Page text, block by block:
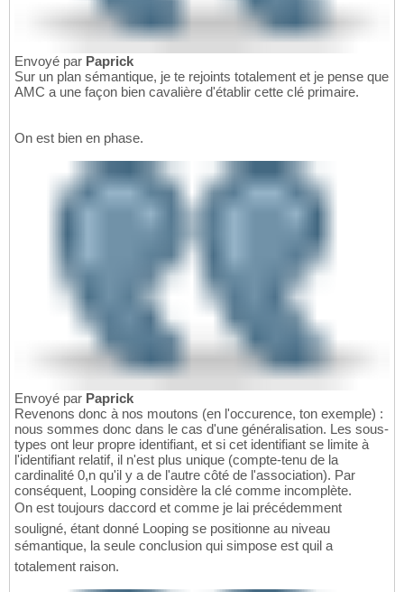
Envoyé par Paprick
Sur un plan sémantique, je te rejoints totalement et je pense que
AMC a une façon bien cavalière d'établir cette clé primaire.
On est bien en phase.
Envoyé par Paprick
Revenons donc à nos moutons (en l'occurence, ton exemple) :
nous sommes donc dans le cas d'une généralisation. Les sous-
types ont leur propre identifiant, et si cet identifiant se limite à
l'identifiant relatif, il n'est plus unique (compte-tenu de la
cardinalité 0,n qu'il y a de l'autre côté de l'association). Par
conséquent, Looping considère la clé comme incomplète.
On est toujours daccord et comme je lai précédemment
souligné, étant donné Looping se positionne au niveau
sémantique, la seule conclusion qui simpose est quil a
totalement raison.